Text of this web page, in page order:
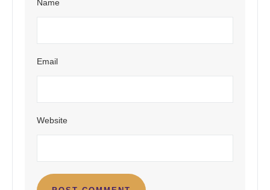
Name
Email
Website